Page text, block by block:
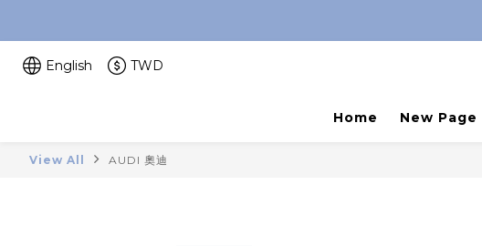
English TWD
Home New Page
View All AUDI 奧迪